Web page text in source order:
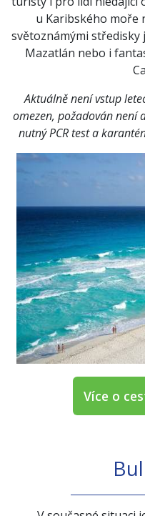
u Karibského moře
světoznámými středisky
Mazatlán nebo i
Aktuálně není vstup
omezen, požadován není
nutný PCR test a
Více o